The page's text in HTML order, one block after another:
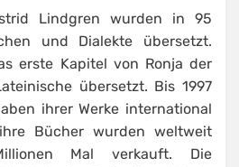
Lindgren wurden in 95
und Dialekte übersetzt.
erste Kapitel von Ronja der
übersetzt. Bis 1997
ihrer Werke international
Bücher wurden weltweit
Mal verkauft. Die